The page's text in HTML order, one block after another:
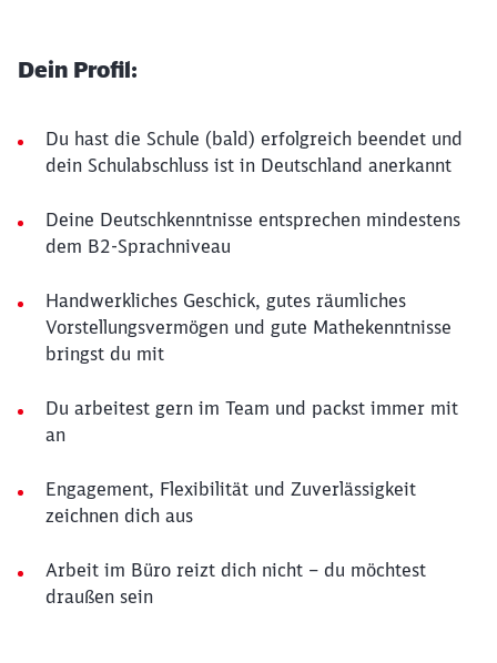
Dein Profil:
Du hast die Schule (bald) erfolgreich beendet und
dein Schulabschluss ist in Deutschland anerkannt
Deine Deutschkenntnisse entsprechen mindestens
dem B2-Sprachniveau
Handwerkliches Geschick, gutes räumliches
Vorstellungsvermögen und gute Mathekenntnisse
bringst du mit
Du arbeitest gern im Team und packst immer mit
an
Engagement, Flexibilität und Zuverlässigkeit
zeichnen dich aus
Arbeit im Büro reizt dich nicht – du möchtest
draußen sein